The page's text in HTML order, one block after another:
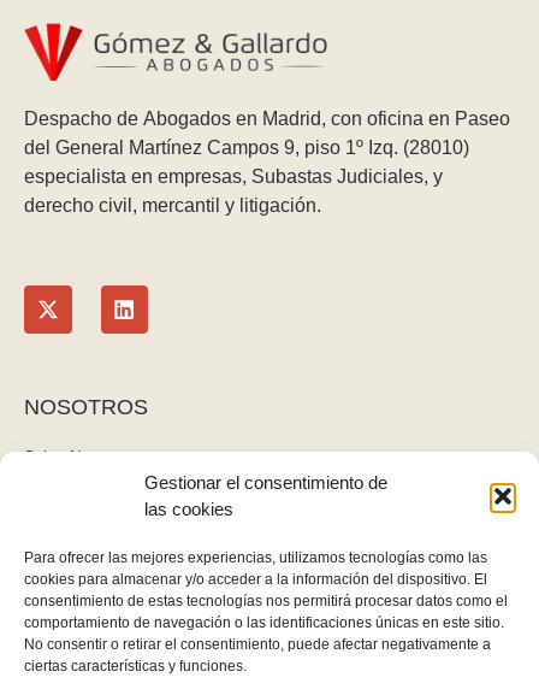
Gestionar el consentimiento de
las cookies
Para ofrecer las mejores experiencias, utilizamos tecnologías como las
cookies para almacenar y/o acceder a la información del dispositivo. El
consentimiento de estas tecnologías nos permitirá procesar datos como el
comportamiento de navegación o las identificaciones únicas en este sitio.
No consentir o retirar el consentimiento, puede afectar negativamente a
ciertas características y funciones.
Despacho de Abogados en Madrid, con oficina en Paseo
del General Martínez Campos 9, piso 1º Izq. (28010)
especialista en empresas, Subastas Judiciales, y
derecho civil, mercantil y litigación.
NOSOTROS
Sobre Nosotros
Política de privacidad
Aviso legal y cookies
Derecho de desistimiento